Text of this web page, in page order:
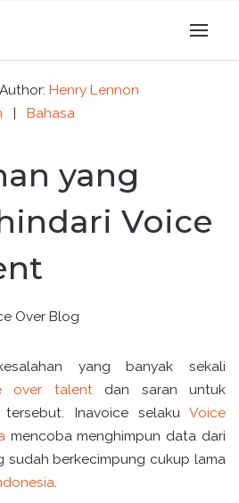
Author: Henry Lennon
| Bahasa
yang
Voice
Over Blog
yang banyak sekali
over talent dan saran untuk
Inavoice selaku Voice
mencoba menghimpun data dari
sudah berkecimpung cukup lama